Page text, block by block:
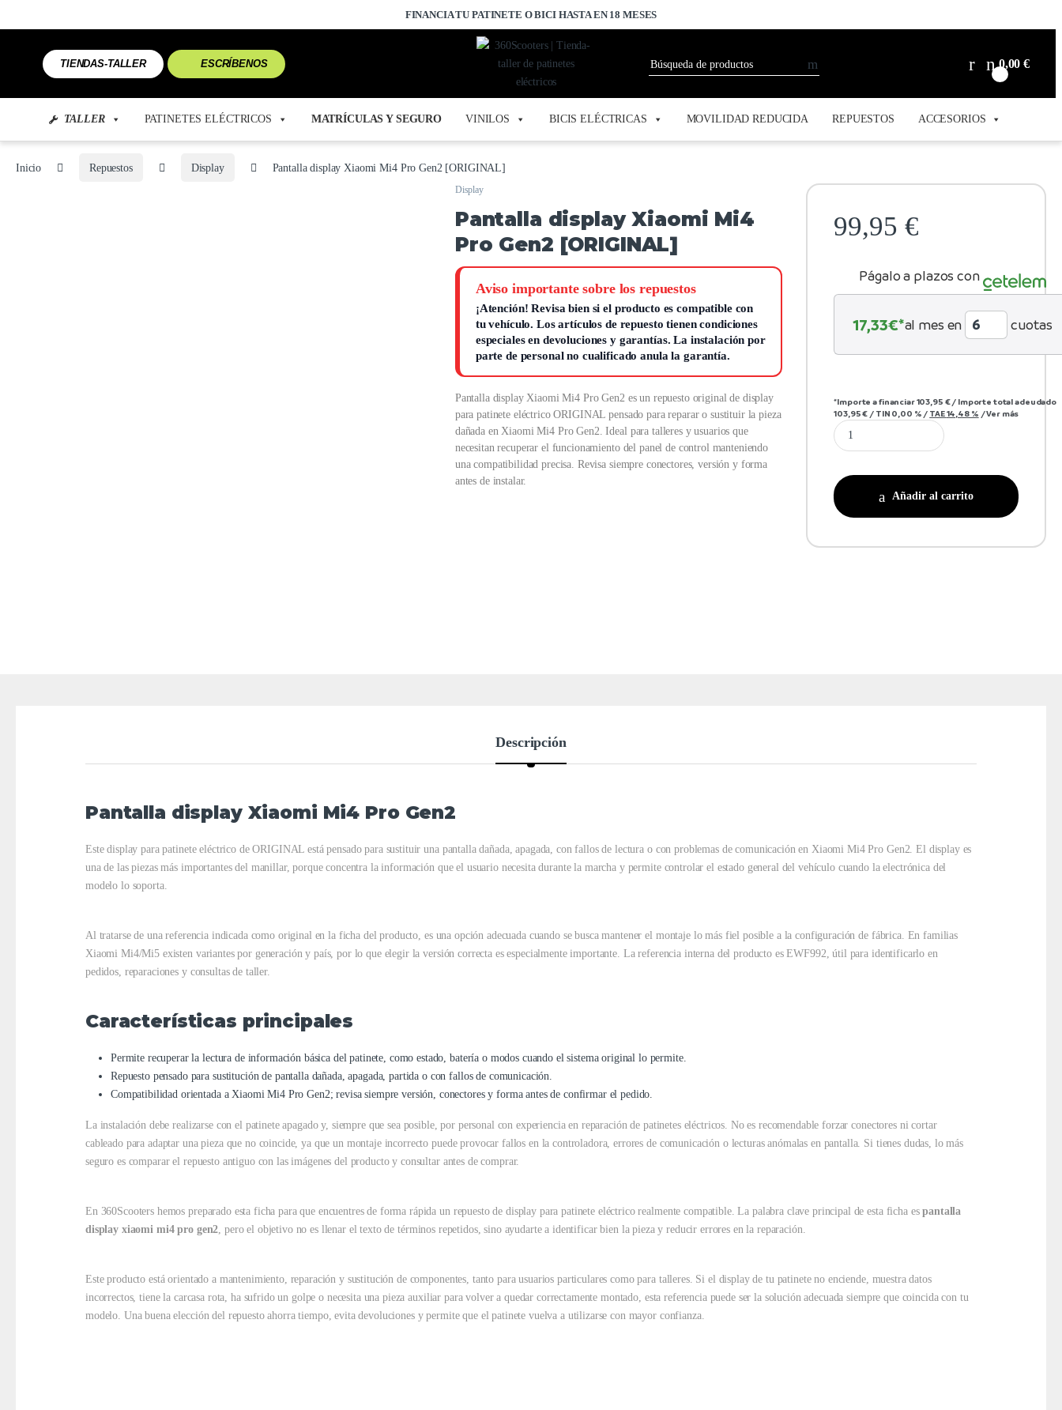
FINANCIA TU PATINETE O BICI HASTA EN 18 MESES
TIENDAS-TALLER ESCRÍBENOS 0,00€
TALLER PATINETES ELÉCTRICOS MATRÍCULAS Y SEGURO VINILOS BICIS ELÉCTRICAS MOVILIDAD REDUCIDA REPUESTOS ACCESORIOS
Inicio Repuestos Display Pantalla display Xiaomi Mi4 Pro Gen2 [ORIGINAL]
Display
Pantalla display Xiaomi Mi4
Pro Gen2 [ORIGINAL]
Aviso importante sobre los repuestos
¡Atención!Revisa bien si el producto es compatible con
tu vehículo. Los artículos de repuesto tienen condiciones
especiales en devoluciones y garantías.La instalación por
parte de personal no cualificado anula la garantía.
Pantalla display Xiaomi Mi4 Pro Gen2 es un repuesto original de display
para patinete eléctrico ORIGINAL pensado para reparar o sustituir la pieza
dañada en Xiaomi Mi4 Pro Gen2. Ideal para talleres y usuarios que
necesitan recuperar el funcionamiento del panel de control manteniendo
una compatibilidad precisa. Revisa siempre conectores, versión y forma
antes de instalar.
99,95 €
Págalo a plazos con
17,33€*al mes en cuotas
*Importe a financiar103,95 €/ Importe total adeudado
103,95 € / TIN 0,00 % / TAE14,48 % /Ver más
Añadir al carrito
Descripción
Pantalla display Xiaomi Mi4 Pro Gen2
Este display para patinete eléctrico de ORIGINAL está pensado para sustituir una pantalla dañada, apagada, con fallos de lectura o con problemas de comunicación en Xiaomi Mi4 Pro Gen2. El display es
una de las piezas más importantes del manillar, porque concentra la información que el usuario necesita durante la marcha y permite controlar el estado general del vehículo cuando la electrónica del
modelo lo soporta.
Al tratarse de una referencia indicada como original en la ficha del producto, es una opción adecuada cuando se busca mantener el montaje lo más fiel posible a la configuración de fábrica. En familias
Xiaomi Mi4/Mi5 existen variantes por generación y país, por lo que elegir la versión correcta es especialmente importante. La referencia interna del producto es EWF992, útil para identificarlo en
pedidos, reparaciones y consultas de taller.
Características principales
Permite recuperar la lectura de información básica del patinete, como estado, batería o modos cuando el sistema original lo permite.
Repuesto pensado para sustitución de pantalla dañada, apagada, partida o con fallos de comunicación.
Compatibilidad orientada a Xiaomi Mi4 Pro Gen2; revisa siempre versión, conectores y forma antes de confirmar el pedido.
La instalación debe realizarse con el patinete apagado y, siempre que sea posible, por personal con experiencia en reparación de patinetes eléctricos. No es recomendable forzar conectores ni cortar
cableado para adaptar una pieza que no coincide, ya que un montaje incorrecto puede provocar fallos en la controladora, errores de comunicación o lecturas anómalas en pantalla. Si tienes dudas, lo más
seguro es comparar el repuesto antiguo con las imágenes del producto y consultar antes de comprar.
En 360Scooters hemos preparado esta ficha para que encuentres de forma rápida un repuesto de display para patinete eléctrico realmente compatible. La palabra clave principal de esta ficha espantalla
display xiaomi mi4 pro gen2 , pero el objetivo no es llenar el texto de términos repetidos, sino ayudarte a identificar bien la pieza y reducir errores en la reparación.
Este producto está orientado a mantenimiento, reparación y sustitución de componentes, tanto para usuarios particulares como para talleres. Si el display de tu patinete no enciende, muestra datos
incorrectos, tiene la carcasa rota, ha sufrido un golpe o necesita una pieza auxiliar para volver a quedar correctamente montado, esta referencia puede ser la solución adecuada siempre que coincida con tu
modelo. Una buena elección del repuesto ahorra tiempo, evita devoluciones y permite que el patinete vuelva a utilizarse con mayor confianza.